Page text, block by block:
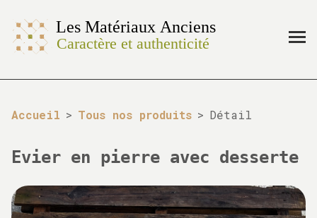
Accueil > Tous nos produits > Détail
Evier en pierre avec desserte